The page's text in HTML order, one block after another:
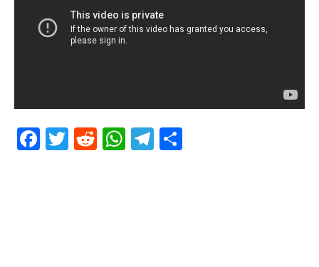
Facebook
Twitter
RedditWhatsApp
Telegram